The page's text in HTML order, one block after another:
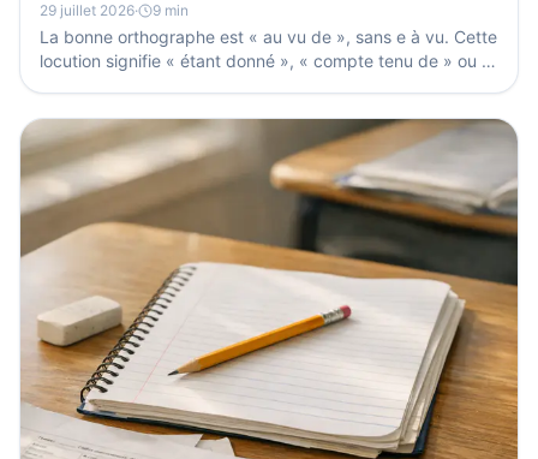
29 juillet 2026· 9 min
La bonne orthographe est « au vu de », sans e à vu. Cette
locution signifie « étant donné », « compte tenu de » ou «